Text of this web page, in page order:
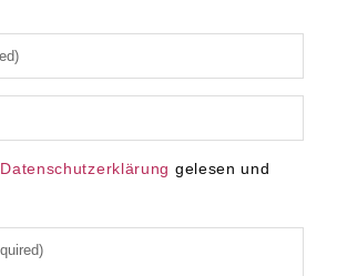
Datenschutzerklärung gelesen und